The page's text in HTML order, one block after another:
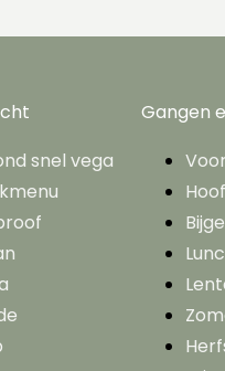
snel vega
Gangen